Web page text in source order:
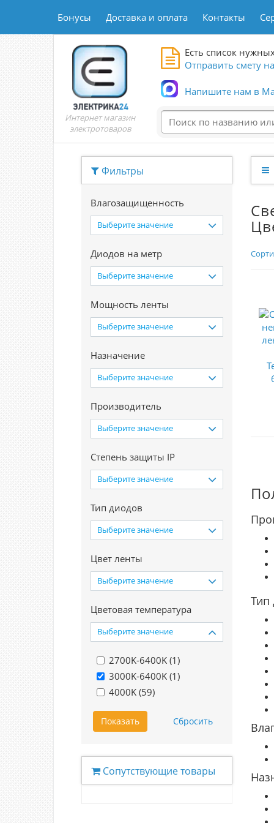
Бонусы Доставка и оплата Контакты
Интернет магазин
электротоваров
Есть список
Отправить смету
Напишите нам в
Фильтры
Влагозащищенность
Выберите значение
Диодов на метр
Выберите значение
Мощность ленты
Выберите значение
Назначение
Выберите значение
Производитель
Выберите значение
Степень защиты IP
Выберите значение
Тип диодов
Выберите значение
Цвет ленты
Выберите значение
Цветовая температура
Выберите значение
2700K-6400K (1)
3000K-6400K (1)
4000K (59)
Сопутствующие товары
Тип